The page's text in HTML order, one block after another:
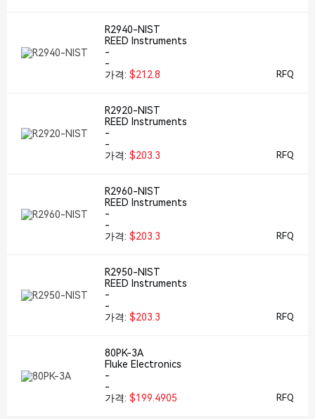
R2940-NIST
REED Instruments
-
-
가격: $212.8 RFQ
R2920-NIST
REED Instruments
-
-
가격: $203.3 RFQ
R2960-NIST
REED Instruments
-
-
가격: $203.3 RFQ
R2950-NIST
REED Instruments
-
-
가격: $203.3 RFQ
80PK-3A
Fluke Electronics
-
-
가격: $199.4905 RFQ